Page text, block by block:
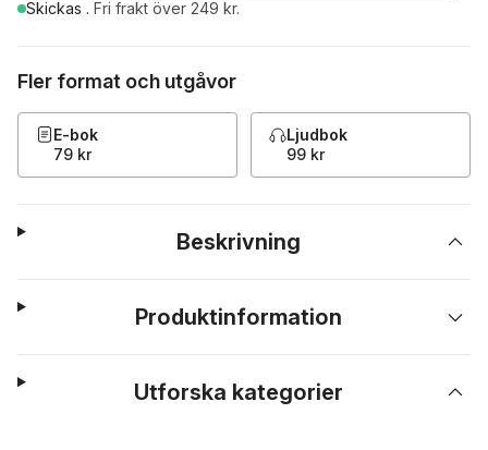
Skickas . Fri frakt över 249 kr.
Fler format och utgåvor
E-bok
79 kr
Ljudbok
99 kr
Beskrivning
Produktinformation
Utforska kategorier